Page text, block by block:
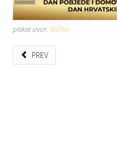
plakat izvor:MORH
PREV